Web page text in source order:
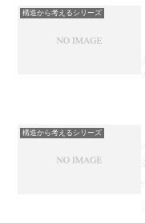
構造から考えるシリーズ
構造から考えるシリーズ